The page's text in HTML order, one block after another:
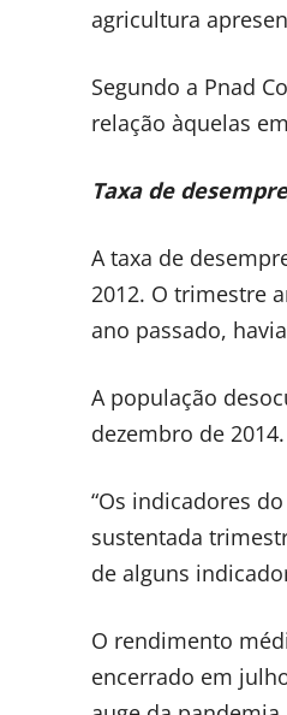
agricultura
Segundo a Pnad
relação àquelas
Taxa de
A taxa de
2012. O trimestre
ano passado,
A população
dezembro de 2014.
“Os indicadores
sustentada
de alguns
O rendimento
encerrado em